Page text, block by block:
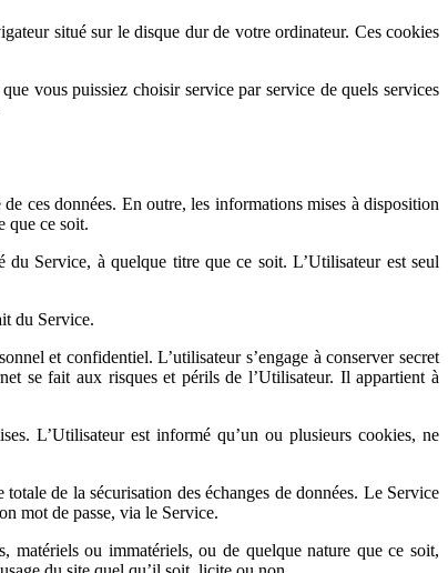
situé sur le disque dur de votre ordinateur. Ces cookies
vous puissiez choisir service par service de quels services
ces données. En outre, les informations mises à disposition
que ce soit.
du Service, à quelque titre que ce soit. L’Utilisateur est seul
du Service.
et confidentiel. L’utilisateur s’engage à conserver secret
se fait aux risques et périls de l’Utilisateur. Il appartient à
L’Utilisateur est informé qu’un ou plusieurs cookies, ne
de la sécurisation des échanges de données. Le Service
mot de passe, via le Service.
matériels ou immatériels, ou de quelque nature que ce soit,